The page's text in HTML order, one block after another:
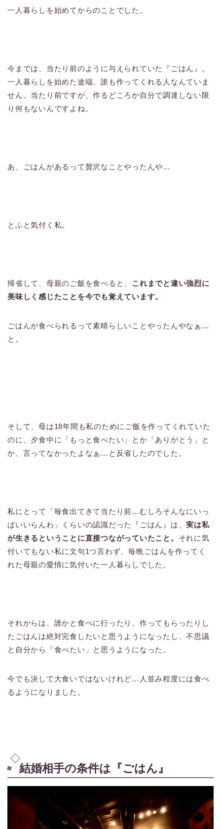
一人暮らしを始めてからのことでした。
今までは、当たり前のように与えられていた『ごはん』。
一人暮らしを始めた途端、誰も作ってくれる人なんていま
せん。当たり前ですが、作るどころか自分で調達しない限
り何もないんですよね。
あ、ごはんがあるって贅沢なことやったんや…
とふと気付く私。
帰省して、母親のご飯を食べると、 これまでと違い強烈に
美味しく感じたことを今でも覚えています。
ごはんが食べられるって素晴らしいことやったんやなぁ…
と。
そして、母は18年間も私のためにご飯を作ってくれていた
のに、夕食中に「もっと食べたい」とか「ありがとう」と
か、言ってなかったよなぁ…と反省したのでした。
私にとって「毎食出てきて当たり前…むしろそんなにいっ
ぱいいらんわ」くらいの認識だった『ごはん』は、実は私
が生きるということに直接つながっていたこと。 それに気
付いてもない私に文句1つ言わず、毎晩ごはんを作ってく
れた母親の愛情に気付いた一人暮らしでした。
それからは、誰かと食べに行ったり、作ってもらったりし
たごはんは絶対完食したいと思うようになったし、不思議
と自分から「食べたい」と思うようになった。
今でも決して大食いではないけれど…人並み程度には食べ
るようになりました。
結婚相手の条件は『ごはん』